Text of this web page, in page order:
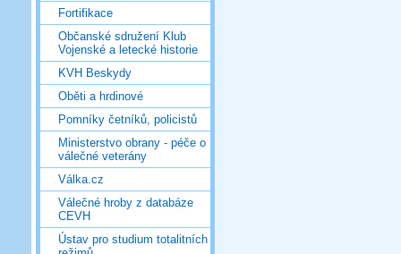
Fortifikace
Občanské sdružení Klub
Vojenské a letecké historie
KVH Beskydy
Oběti a hrdinové
Pomníky četníků, policistů
Ministerstvo obrany - péče o
válečné veterány
Válka.cz
Válečné hroby z databáze
CEVH
Ústav pro studium totalitních